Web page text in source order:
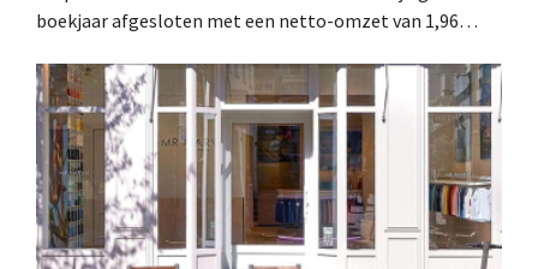
boekjaar afgesloten met een netto-omzet van 1,96
is dan een jaar eerder. Na die beter dan verwachte start
verhoogt het bedrijf ook zijn vooruitzichten voor het
volledige boekjaar.